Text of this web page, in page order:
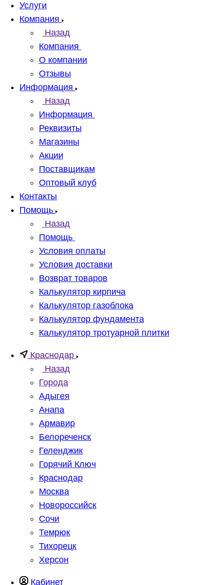
Услуги
Компания
Назад
Компания
О компании
Отзывы
Информация
Назад
Информация
Реквизиты
Магазины
Акции
Поставщикам
Оптовый клуб
Контакты
Помощь
Назад
Помощь
Условия оплаты
Условия доставки
Возврат товаров
Калькулятор кирпича
Калькулятор газоблока
Калькулятор фундамента
Калькулятор тротуарной плитки
Краснодар
Назад
Города
Адыгея
Анапа
Армавир
Белореченск
Геленджик
Горячий Ключ
Краснодар
Москва
Новороссийск
Сочи
Темрюк
Тихорецк
Херсон
Кабинет